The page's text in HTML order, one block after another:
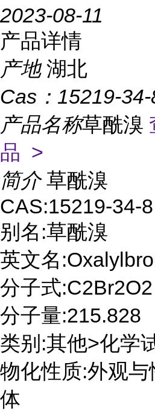
2023-08-11
产品详情
产地 湖北
Cas： 15219-
产品名称草酰溴
品 >
简介 草酰溴
CAS:15219-34-8
别名:草酰溴
英文名
分子式:C2Br2O2
分子量:215.828
类别:其他>化学
物化性质:外观与
体